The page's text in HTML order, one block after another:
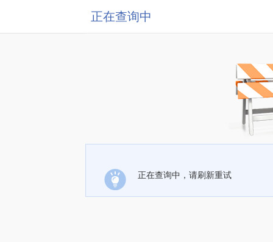
正在查询中
正在查询中，请刷新重试